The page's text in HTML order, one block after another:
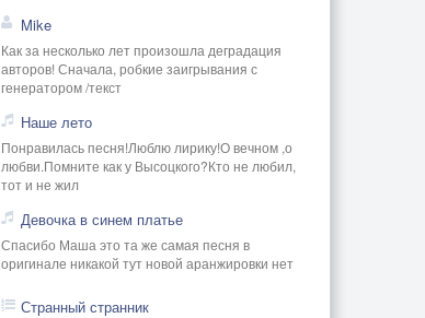
Mike
Как за несколько лет произошла деградация
авторов! Сначала, робкие заигрывания с
генератором /текст
Наше лето
Понравилась песня!Люблю лирику!О вечном ,о
любви.Помните как у Высоцкого?Кто не любил,
тот и не жил
Девочка в синем платье
Спасибо Маша это та же самая песня в
оригинале никакой тут новой аранжировки нет
Странный странник